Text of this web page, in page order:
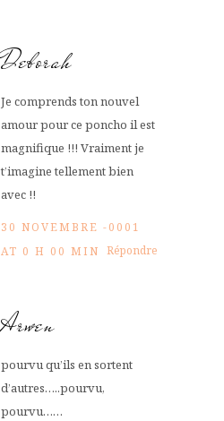
Deborah
Je comprends ton nouvel
amour pour ce poncho il est
magnifique !!! Vraiment je
t’imagine tellement bien
avec !!
30 NOVEMBRE -0001
AT 0 H 00 MIN Répondre
Arwen
pourvu qu’ils en sortent
d’autres…..pourvu,
pourvu……